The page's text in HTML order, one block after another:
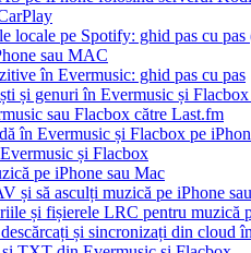
locale pe Spotify: ghid pas cu
sau MAC
în Evermusic: ghid pas cu pas
și genuri în Evermusic și
sau Flacbox către Last.fm
în Evermusic și Flacbox pe
și Flacbox
pe iPhone sau Mac
și să asculți muzică pe iPhone
și fișierele LRC pentru muzică
și sincronizați din cloud